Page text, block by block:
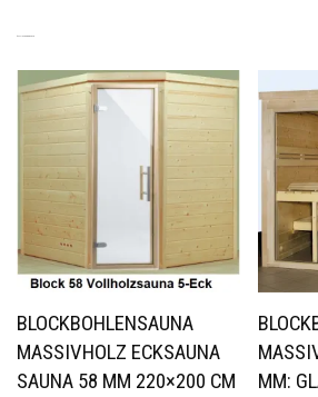
BLOCKBOHLENSAUNA
MASSIVHOLZ ECKSAUNA
SAUNA 58 MM 220×200 CM
MM: